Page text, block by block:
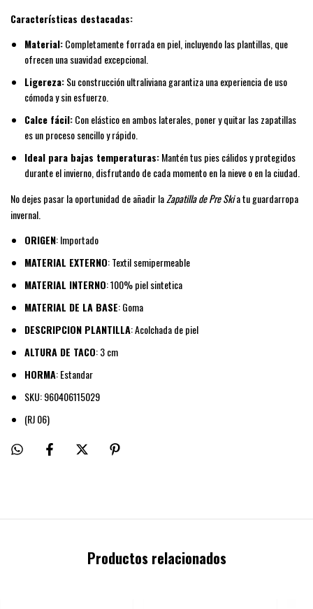
Características destacadas:
Material:Completamente forrada en piel, incluyendo las plantillas, que
ofrecen una suavidad excepcional.
Ligereza:Su construcción ultraliviana garantiza una experiencia de uso
cómoda y sin esfuerzo.
Calce fácil:Con elástico en ambos laterales, poner y quitar las zapatillas
es un proceso sencillo y rápido.
Ideal para bajas temperaturas:Mantén tus pies cálidos y protegidos
durante el invierno, disfrutando de cada momento en la nieve o en la ciudad.
No dejes pasar la oportunidad de añadir laZapatilla de Pre Skia tu guardarropa
invernal.
ORIGEN: Importado
MATERIAL EXTERNO: Textil semipermeable
MATERIAL INTERNO: 100% piel sintetica
MATERIAL DE LA BASE: Goma
DESCRIPCION PLANTILLA: Acolchada de piel
ALTURA DE TACO: 3 cm
HORMA: Estandar
SKU: 960406115029
(RJ 06)
Productos relacionados